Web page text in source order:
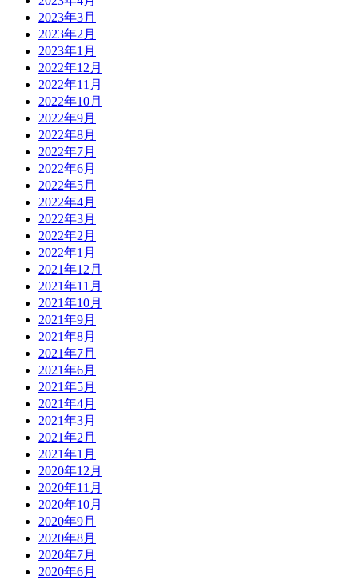
2023年3月
2023年2月
2023年1月
2022年12月
2022年11月
2022年10月
2022年9月
2022年8月
2022年7月
2022年6月
2022年5月
2022年4月
2022年3月
2022年2月
2022年1月
2021年12月
2021年11月
2021年10月
2021年9月
2021年8月
2021年7月
2021年6月
2021年5月
2021年4月
2021年3月
2021年2月
2021年1月
2020年12月
2020年11月
2020年10月
2020年9月
2020年8月
2020年7月
2020年6月